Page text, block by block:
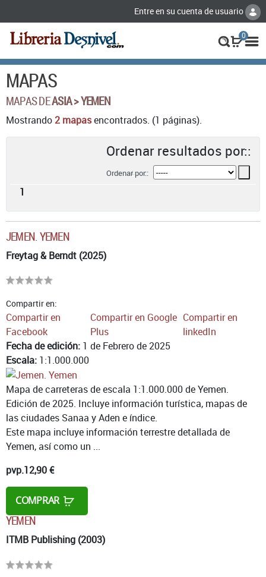
Entre en su cuenta de usuario
0
MAPAS
MAPAS DEASIA > YEMEN
Mostrando 2 mapasencontrados. (1 páginas).
Ordenar resultados por::
Ordenar por::
1
JEMEN. YEMEN
Freytag & Berndt (2025)
Compartir en:
Compartir en
Facebook
Compartir en Google
Plus
Compartir en
linkedIn
Fecha de edición: 1 de Febrero de 2025
Escala: 1:1.000.000
Mapa de carreteras de escala 1:1.000.000 de Yemen.
Edición de 2025. Incluye información turística, mapas de
las ciudades Sanaa y Aden e índice.
Este mapa incluye información terrestre detallada de
Yemen, así como un ...
pvp.12,90 €
COMPRAR
YEMEN
ITMB Publishing (2003)